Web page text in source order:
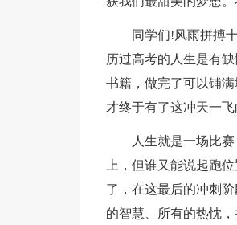
同学们!风雨拼搏
历过高考的人生是有
书籍，做完了可以铺
才终于有了这冲天一飞
人生就是一场比
上，但谁又能说起跑
了，在这最后的冲刺
的智慧、所有的热忱